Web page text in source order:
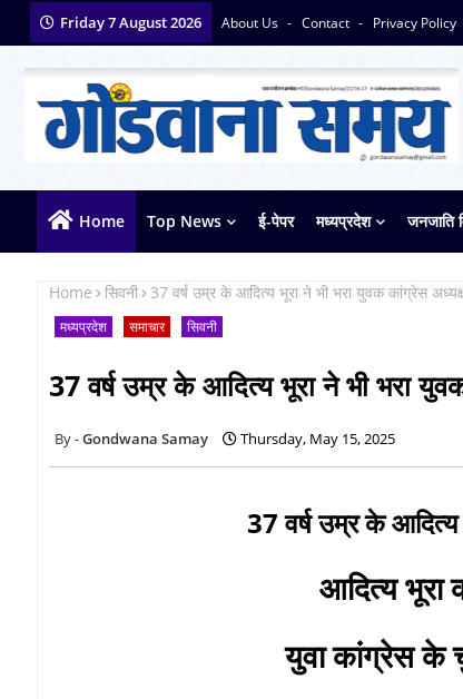
Friday 7 August 2026 About Us Contact Privacy Policy
Home Top News ई-पेपर मध्यप्रदेश जनजाति
Home सिवनी 37 वर्ष उम्र के आदित्य भूरा ने भी भरा युवक कांग्रेस
मध्यप्रदेश समाचार सिवनी
37 वर्ष उम्र के आदित्य भूरा ने भी भरा
Gondwana Samay Thursday, May 15, 2025
37 वर्ष उम्र के आदित्य
आदित्य भूरा
युवा कांग्रेस के